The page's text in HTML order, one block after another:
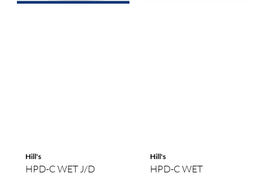
Hill's
HPD-C WET J/D
Hill's
HPD-C WET